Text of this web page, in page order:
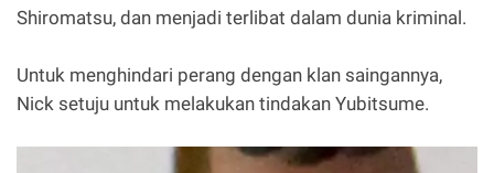
Shiromatsu, dan menjadi terlibat dalam dunia kriminal.
Untuk menghindari perang dengan klan saingannya,
Nick setuju untuk melakukan tindakan Yubitsume.